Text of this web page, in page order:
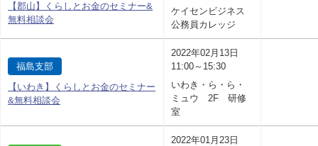
【郡山】くらしとお金のセミナー&
無料相談会
ケイセンビジネス
公務員カレッジ
福島支部
【いわき】くらしとお金のセミナー
&無料相談会
2022年02月13日
11:00～15:30
いわき・ら・ら・
ミュウ 2F 研修
室
2022年01月23日